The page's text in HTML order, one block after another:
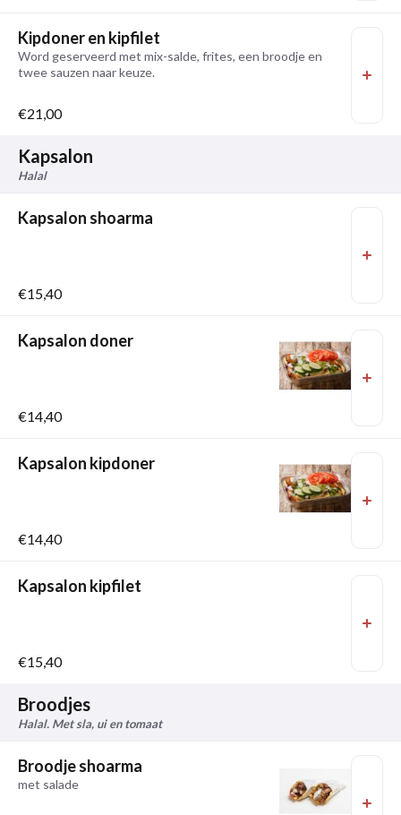
Kipdoner en kipfilet
Word geserveerd met mix-salde, frites, een broodje en
twee sauzen naar keuze.
€21,00
Kapsalon
Halal
Kapsalon shoarma
€15,40
Kapsalon doner
€14,40
Kapsalon kipdoner
€14,40
Kapsalon kipfilet
€15,40
Broodjes
Halal. Met sla, ui en tomaat
Broodje shoarma
met salade